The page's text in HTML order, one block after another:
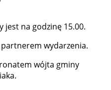
jest na godzinę 15.00.
wydarzenia.
wójta gminy